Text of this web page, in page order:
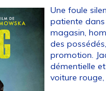
Une foule
patiente dans
magasin,
des
promotion.
démentielle
voiture